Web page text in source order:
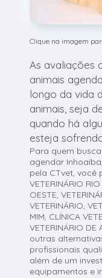
Clique na imagem
As avaliações
animais
longo da vida
animais, seja
quando há
esteja
Para quem
agendar
pela CTvet, você
VETERINÁRIO
OESTE,
VETERINÁRIO,
MIM, CLÍNICA
VETERINÁRIO DE
outras
profissionais
além de um
equipamentos e